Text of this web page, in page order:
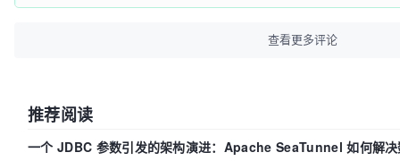
查看更多评论
推荐阅读
一个 JDBC 参数引发的架构演进：Apache SeaTunnel 如何解